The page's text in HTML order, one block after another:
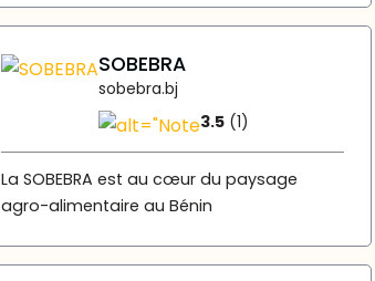
SOBEBRA
sobebra.bj
3.5 (1)
La SOBEBRA est au cœur du paysage
agro-alimentaire au Bénin